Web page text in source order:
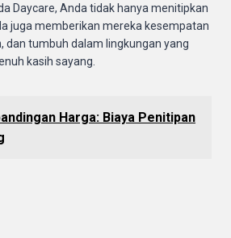
Daycare, Anda tidak hanya menitipkan
juga memberikan mereka kesempatan
dan tumbuh dalam lingkungan yang
kasih sayang.
Harga: Biaya Penitipan